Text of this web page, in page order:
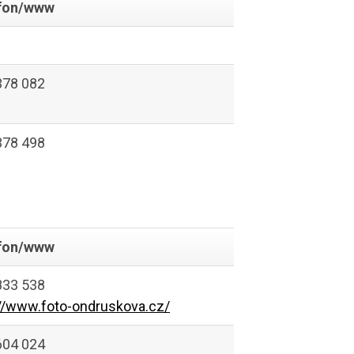
www
082
498
www
538
www.foto-ondruskova.cz/
024